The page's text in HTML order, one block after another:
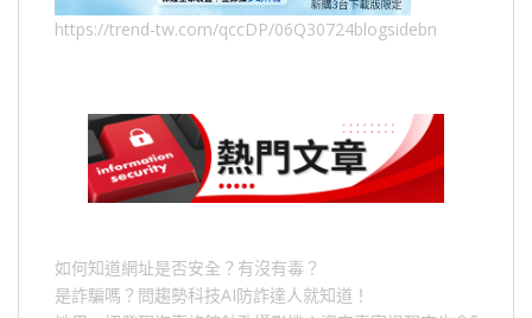
https://trend-tw.com/qccDP/06Q30724blogsidebn
如何知道網址是否安全？有沒有毒？
是詐騙嗎？問趨勢科技AI防詐達人就知道！